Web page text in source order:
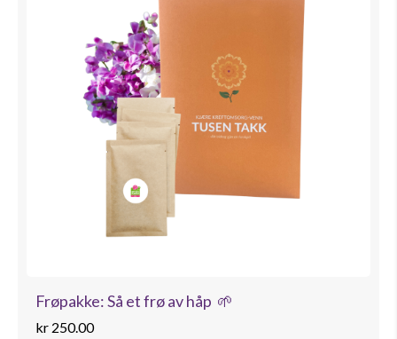
Frøpakke: Så et frø av håp 🌱
kr 250.00